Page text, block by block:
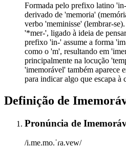
Formada pelo prefixo latino
derivado de 'memoria'
verbo 'meminisse' (lembrar-
'*mer-', ligado à ideia de
prefixo 'in-' assume a forma
como o 'm', resultando em
principalmente na locução
'imemorável' também aparece
para indicar algo que escapa à
Definição de
Pronúncia de
/i.me.mo.ˈɾa.vew/